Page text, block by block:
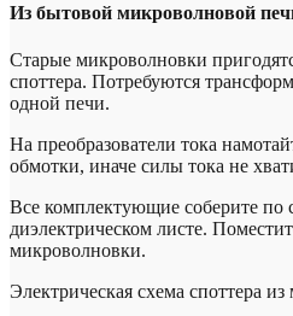
Из бытовой микроволновой
Старые микроволновки
споттера. Потребуются
одной печи.
На преобразователи тока
обмотки, иначе силы тока не
Все комплектующие соберите по
диэлектрическом листе.
микроволновки.
Электрическая схема споттера